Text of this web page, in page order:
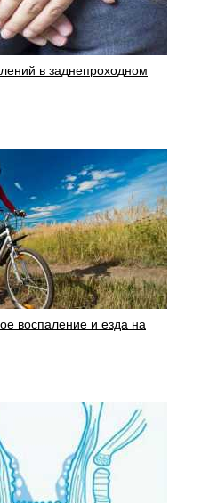
в заднепроходном
воспаление и езда на